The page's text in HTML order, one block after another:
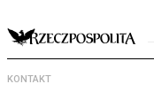
KONTAKT